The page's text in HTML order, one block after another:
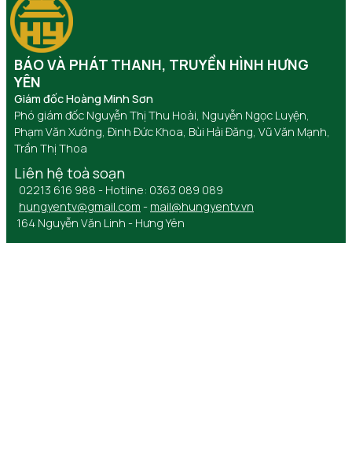
BÁO VÀ PHÁT THANH, TRUYỀN HÌNH HƯNG
YÊN
Giám đốc Hoàng Minh Sơn
Phó giám đốc Nguyễn Thị Thu Hoài, Nguyễn Ngọc Luyện,
Phạm Văn Xướng, Đinh Đức Khoa, Bùi Hải Đăng, Vũ Văn Mạnh,
Trần Thị Thoa
Liên hệ toà soạn
02213 616 988 - Hotline: 0363 089 089
hungyentv@gmail.com - mail@hungyentv.vn
164 Nguyễn Văn Linh - Hưng Yên